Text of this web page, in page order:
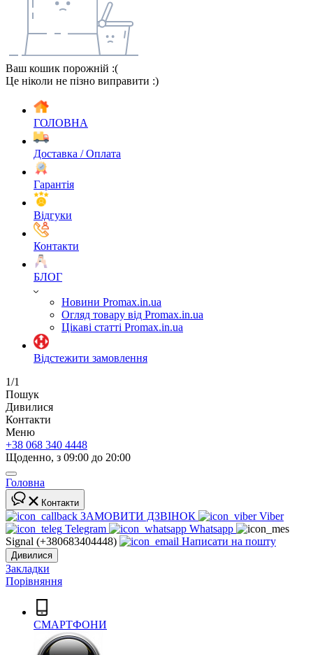
Ваш кошик порожній :(
Це ніколи не пізно виправити :)
ГОЛОВНА
Доставка / Оплата
Гарантія
Відгуки
Контакти
БЛОГ
Новини Promax.in.ua
Огляд товару від Promax.in.ua
Цікаві статті Promax.in.ua
Відстежити замовлення
1/1
Пошук
Дивилися
Контакти
Меню
+38 068 340 4448
Щоденно, з 09:00 до 20:00
Головна
Контакти
ЗАМОВИТИ ДЗВІНОК
Viber
Telegram
Whatsapp
Signal (+380683404448)
Написати на пошту
Дивилися
Закладки
Порівняння
СМАРТФОНИ